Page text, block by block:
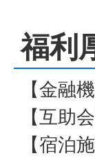
福利
【金融
【互助
【宿泊